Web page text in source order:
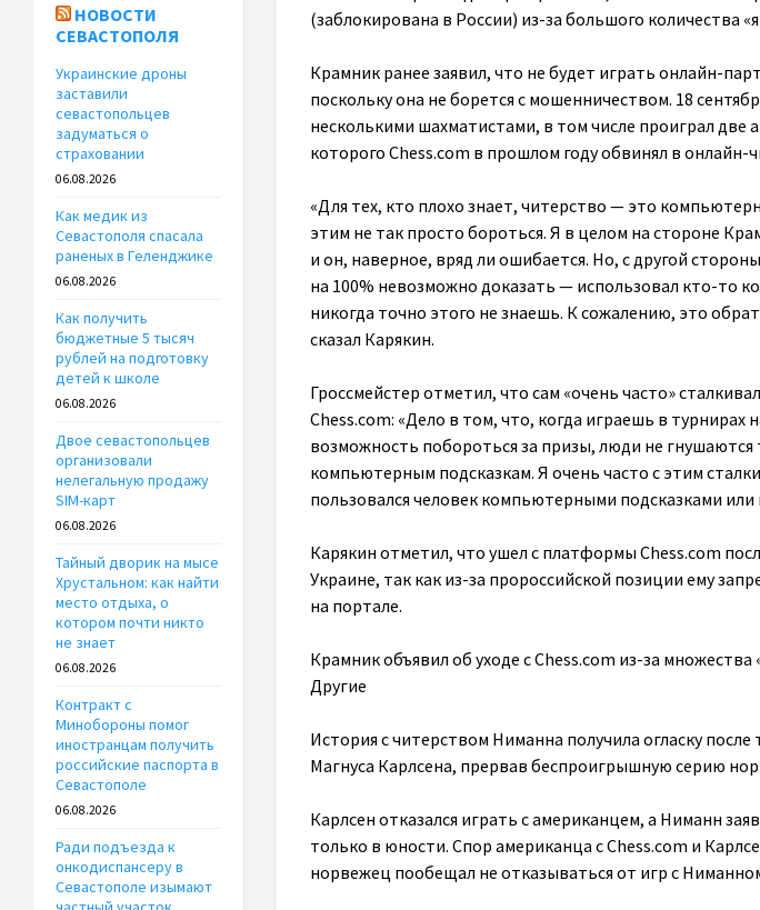
(заблокирована в России) из-за большого количества
Крамник ранее заявил, что не будет играть онлайн-
поскольку она не борется с мошенничеством. 18
несколькими шахматистами, в том числе проиграл две
которого Chess.сom в прошлом году обвинял в онлайн-
«Для тех, кто плохо знает, читерство — это
этим не так просто бороться. Я в целом на стороне
и он, наверное, вряд ли ошибается. Но, с другой
на 100% невозможно доказать — использовал кто-то
никогда точно этого не знаешь. К сожалению, это
сказал Карякин.
Гроссмейстер отметил, что сам «очень часто»
Chess.com: «Дело в том, что, когда играешь в турнирах
возможность побороться за призы, люди не
компьютерным подсказкам. Я очень часто с этим
пользовался человек компьютерными подсказками или
Карякин отметил, что ушел с платформы Chess.com
Украине, так как из-за пророссийской позиции ему
на портале.
Крамник объявил об уходе с Chess.com из-за множества
Другие
История с читерством Ниманна получила огласку
Магнуса Карлсена, прервав беспроигрышную серию
Карлсен отказался играть с американцем, а Ниманн
только в юности. Спор американца с Chess.сom и
норвежец пообещал не отказываться от игр с
НОВОСТИ
СЕВАСТОПОЛЯ
Украинские дроны
заставили
севастопольцев
задуматься о
страховании
06.08.2026
Как медик из
Севастополя спасала
раненых в Геленджике
06.08.2026
Как получить
бюджетные 5 тысяч
рублей на подготовку
детей к школе
06.08.2026
Двое севастопольцев
организовали
нелегальную продажу
SIM-карт
06.08.2026
Тайный дворик на мысе
Хрустальном: как найти
место отдыха, о
котором почти никто
не знает
06.08.2026
Контракт с
Минобороны помог
иностранцам получить
российские паспорта в
Севастополе
06.08.2026
Ради подъезда к
онкодиспансеру в
Севастополе изымают